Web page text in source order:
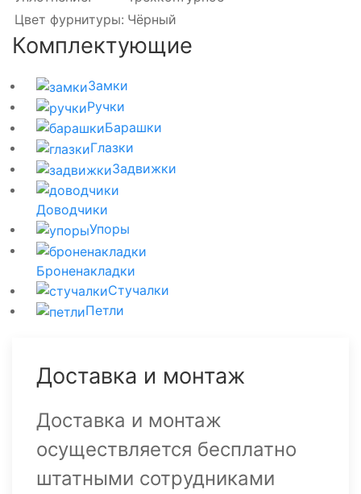
Цвет фурнитуры: Чёрный
Комплектующие
Замки
Ручки
Барашки
Глазки
Задвижки
Доводчики
Упоры
Броненакладки
Стучалки
Петли
Доставка и монтаж
Доставка и монтаж
осуществляется бесплатно
штатными сотрудниками